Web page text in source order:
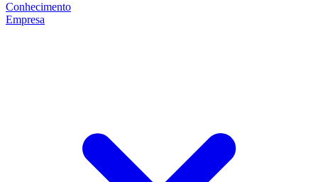
Conhecimento
Empresa